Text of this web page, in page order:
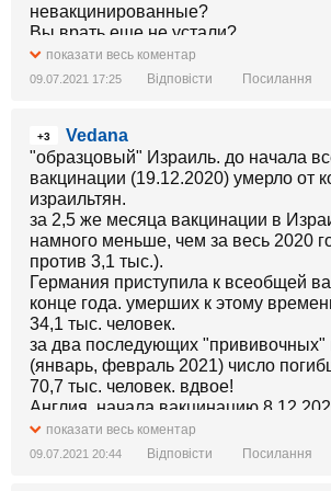
невакцинированные?
Вы врать еще не устали?
показати весь коментар
09.07.2021 17:25 Відповісти Посилання
+3
Vedana
"образцовый" Израиль. до начала
вакцинации (19.12.2020) умерло от
израильтян.
за 2,5 же месяца вакцинации в
намного меньше, чем за весь 2020
против 3,1 тыс.).
Германия приступила к всеобщей
конце года. умерших к этому
34,1 тыс. человек.
за два последующих "прививочных"
(январь, февраль 2021) число
70,7 тыс. человек. вдвое!
Англия. начала вакцинацию
от ковида умерло 62 тыс. англичан.
к 4 марта 2021 года в Англии от
показати весь коментар
09.07.2021 20:44 Відповісти Посилання